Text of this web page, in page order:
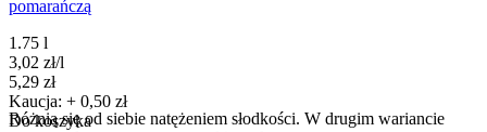
pomarańczą
1.75 l
3,02 zł/l
Cena
5,29 zł
Kaucja: + 0,50 zł
Do koszyka
Różnią się od siebie natężeniem słodkości. W drugim wariancie